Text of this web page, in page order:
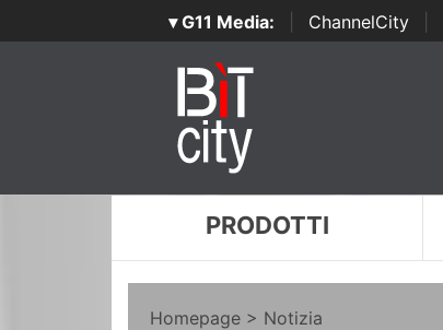
▾ G11 Media: ChannelCity
PRODOTTI
Homepage > Notizia